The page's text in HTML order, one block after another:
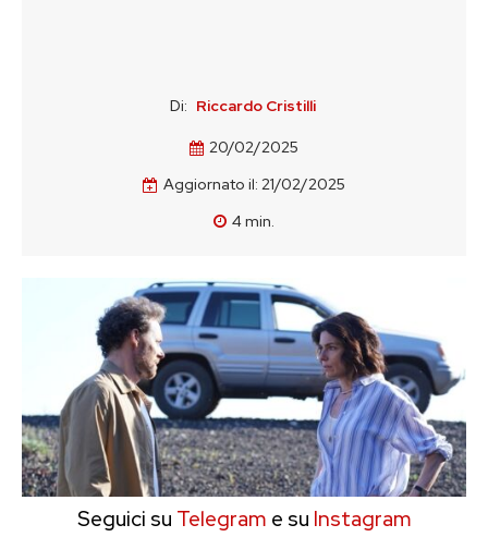
Di: Riccardo Cristilli
20/02/2025
Aggiornato il: 21/02/2025
4min.
Seguici su Telegram e su Instagram